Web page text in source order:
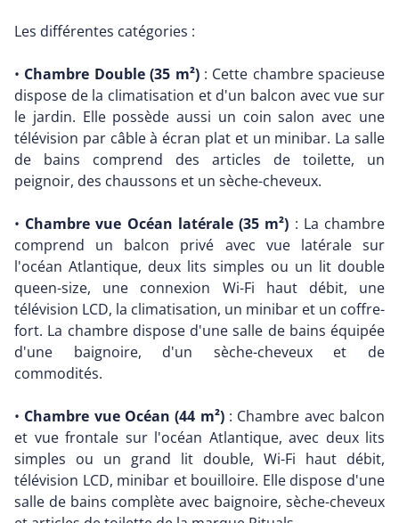
Les différentes catégories :
• Chambre Double (35 m²): Cette chambre spacieuse
dispose de la climatisation et d'un balcon avec vue sur
le jardin. Elle possède aussi un coin salon avec une
télévision par câble à écran plat et un minibar. La salle
de bains comprend des articles de toilette, un
peignoir, des chaussons et un sèche-cheveux.
• Chambre vue Océan latérale (35 m²) : La chambre
comprend un balcon privé avec vue latérale sur
l'océan Atlantique, deux lits simples ou un lit double
queen-size, une connexion Wi-Fi haut débit, une
télévision LCD, la climatisation, un minibar et un coffre-
fort. La chambre dispose d'une salle de bains équipée
d'une baignoire, d'un sèche-cheveux et de
commodités.
• Chambre vue Océan (44 m²): Chambre avec balcon
et vue frontale sur l'océan Atlantique, avec deux lits
simples ou un grand lit double, Wi-Fi haut débit,
télévision LCD, minibar et bouilloire. Elle dispose d'une
salle de bains complète avec baignoire, sèche-cheveux